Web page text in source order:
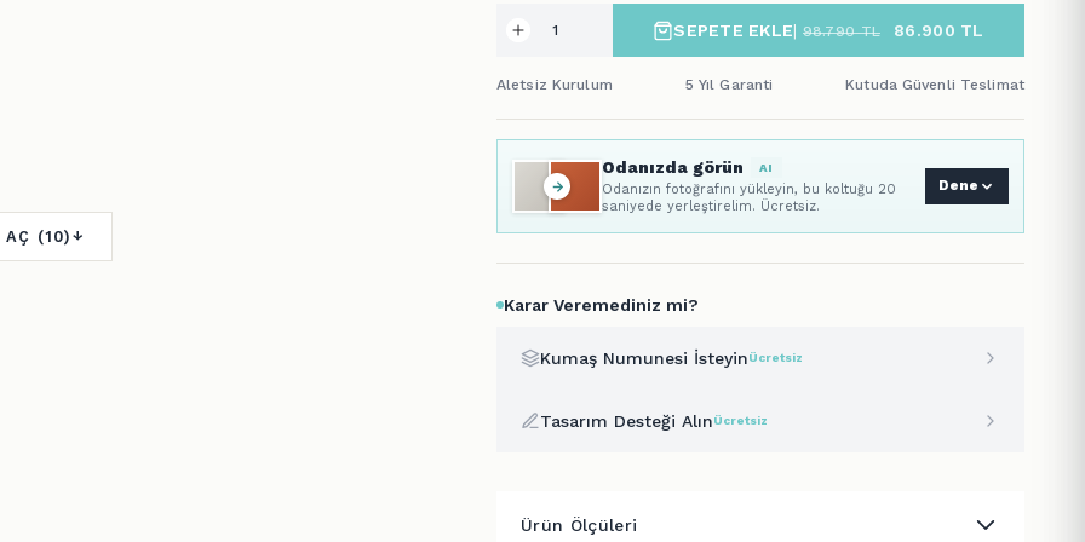
AÇ (10)
SEPETE EKLE| 98.790TL 86.900 TL
Aletsiz Kurulum 5 Yıl Garanti Kutuda Güvenli Teslimat
Odanızda görün AI
Odanızın fotoğrafını yükleyin, bu koltuğu 20
saniyede yerleştirelim. Ücretsiz.
Dene
Karar Veremediniz mi?
Kumaş Numunesi İsteyinÜcretsiz
Tasarım Desteği AlınÜcretsiz
Ürün Ölçüleri